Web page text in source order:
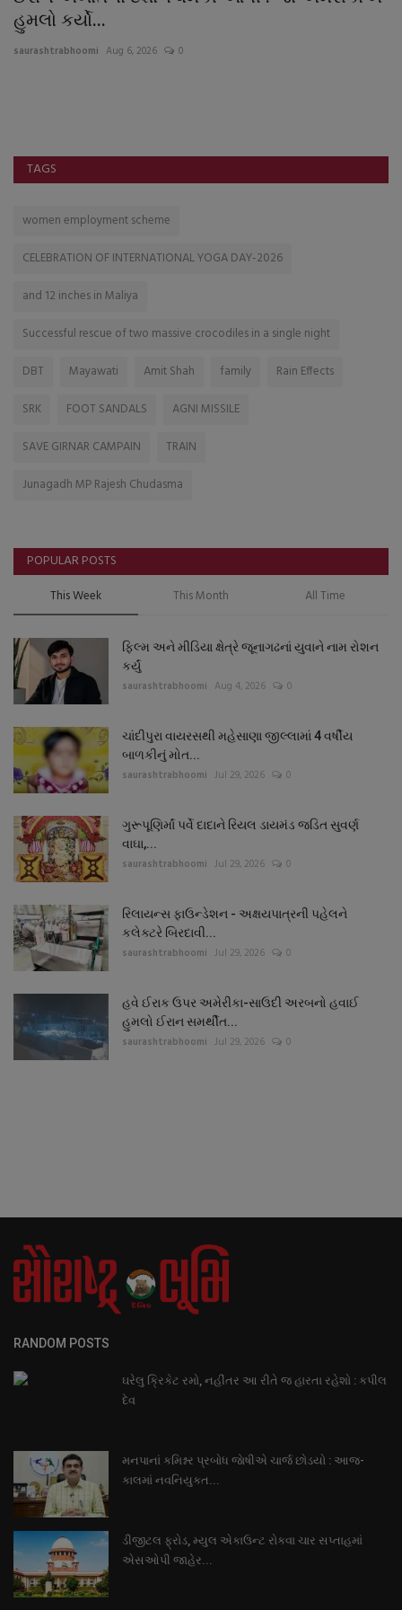
હુમલો કર્યો...
saurashtrabhoomi Aug 6, 2026 0
TAGS
women employment scheme
CELEBRATION OF INTERNATIONAL YOGA DAY-2026
and 12 inches in Maliya
Successful rescue of two massive crocodiles in a single night
DBT
Mayawati Amit Shah family
Rain Effects
SRK
FOOT SANDALS
AGNI MISSILE
SAVE GIRNAR CAMPAIN
TRAIN
Junagadh MP Rajesh Chudasma
POPULAR POSTS
This Week This Month All Time
ફિલ્મ અને મીડિયા ક્ષેત્રે જૂનાગઢનાં યુવાને નામ રોશન
કર્યું
saurashtrabhoomi Aug 4, 2026 0
ચાંદીપુરા વાયરસથી મહેસાણા જીલ્લામાં 4 વર્ષીય
બાળકીનું મોત...
saurashtrabhoomi Jul 29, 2026 0
ગુરૂપૂણિર્માં પર્વે દાદાને રિયલ ડાયમંડ જડિત સુવર્ણ
વાઘા,...
saurashtrabhoomi Jul 29, 2026 0
રિલાયન્સ ફાઉન્ડેશન - અક્ષયપાત્રની પહેલને
કલેક્ટરે બિરદાવી...
saurashtrabhoomi Jul 29, 2026 0
હવે ઈરાક ઉપર અમેરીકા-સાઉદી અરબનો હવાઈ
હુમલો ઈરાન સમર્થીત...
saurashtrabhoomi Jul 29, 2026 0
RANDOM POSTS
ઘરેલુ ક્રિકેટ રમો, નહીંતર આ રીતે જ હારતા રહેશો : કપીલ
દેવ
મનપાનાં કમિશ્નર પ્રબોધ જાેષીએ ચાર્જ છોડયો : આજ-
કાલમાં નવનિયુકત...
ડીજીટલ ફ્રોડ, મ્યુલ એકાઉન્ટ રોકવા ચાર સપ્તાહમાં
એસઓપી જાહેર...